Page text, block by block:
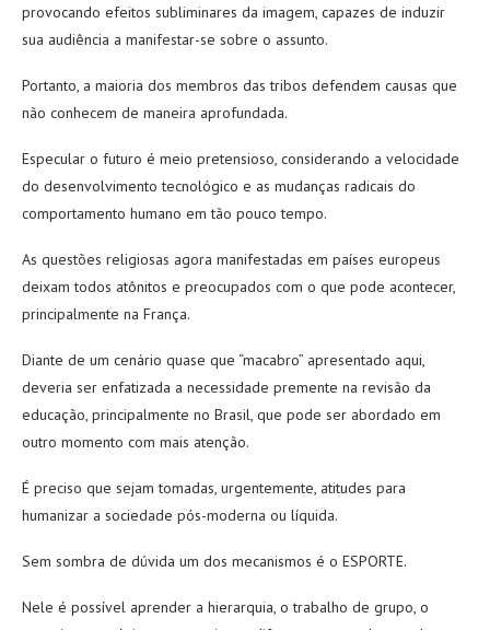
provocando efeitos subliminares da imagem, capazes de induzir
sua audiência a manifestar-se sobre o assunto.
Portanto, a maioria dos membros das tribos defendem causas que
não conhecem de maneira aprofundada.
Especular o futuro é meio pretensioso, considerando a velocidade
do desenvolvimento tecnológico e as mudanças radicais do
comportamento humano em tão pouco tempo.
As questões religiosas agora manifestadas em países europeus
deixam todos atônitos e preocupados com o que pode acontecer,
principalmente na França.
Diante de um cenário quase que “macabro” apresentado aqui,
deveria ser enfatizada a necessidade premente na revisão da
educação, principalmente no Brasil, que pode ser abordado em
outro momento com mais atenção.
É preciso que sejam tomadas, urgentemente, atitudes para
humanizar a sociedade pós-moderna ou líquida.
Sem sombra de dúvida um dos mecanismos é o ESPORTE.
Nele é possível aprender a hierarquia, o trabalho de grupo, o